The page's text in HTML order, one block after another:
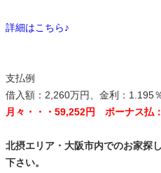
詳細はこちら♪
支払例
借入額：2,260万円、金利：1.195
月々・・・59,252円 ボーナス払
北摂エリア・大阪市内でのお家探
下さい。